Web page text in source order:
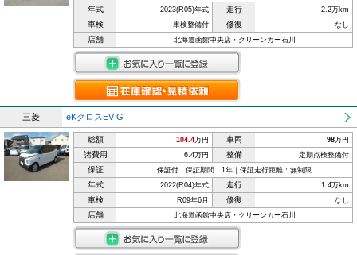
年式 2023(R05)年式 走行 2.2万km
車検 車検整備付 修復 なし
店舗 北海道函館中央店・クリーンカー石川
三菱 eKクロスEV G
総額 104.4万円 車両 98万円
諸費用 6.4万円 整備 定期点検整備付
保証 保証付｜保証期間：1年｜保証走行距離：無制限
年式 2022(R04)年式 走行 1.4万km
車検 R09年6月 修復 なし
店舗 北海道函館中央店・クリーンカー石川